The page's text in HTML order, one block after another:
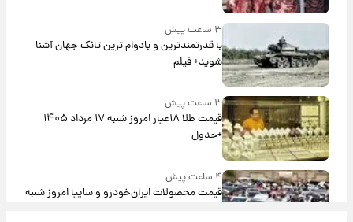
۳ ساعت پیش
با قدرتمندترین و بادوام ترین تانک جهان آشنا
شوید+ فیلم
۳ ساعت پیش
قیمت طلا ۱۸عیار امروز شنبه ۱۷ مرداد ۱۴۰۵
+جدول
۴ ساعت پیش
قیمت محصولات ایران‌خودرو و سایپا امروز شنبه